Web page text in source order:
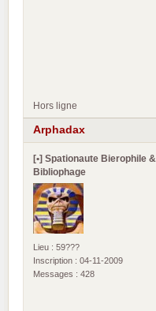
Hors ligne
Arphadax
[•] Spationaute Bierophile &
Bibliophage
Lieu : 59???
Inscription : 04-11-2009
Messages : 428